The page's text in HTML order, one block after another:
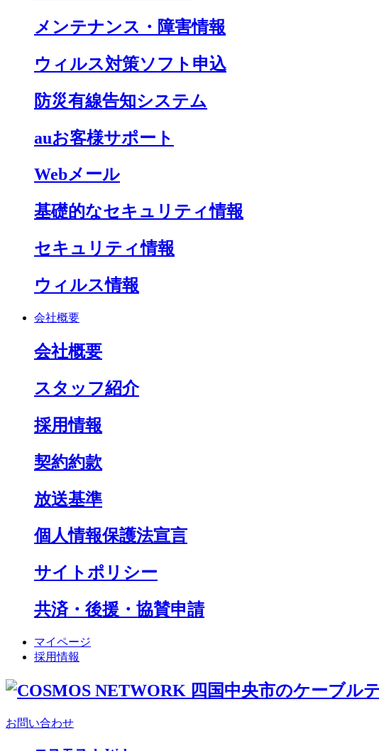
メンテナンス・障害情報
ウィルス対策ソフト申込
防災有線告知システム
auお客様サポート
Webメール
基礎的なセキュリティ情報
セキュリティ情報
ウィルス情報
会社概要
会社概要
スタッフ紹介
採用情報
契約約款
放送基準
個人情報保護法宣言
サイトポリシー
共済・後援・協賛申請
マイページ
採用情報
お問い合わせ